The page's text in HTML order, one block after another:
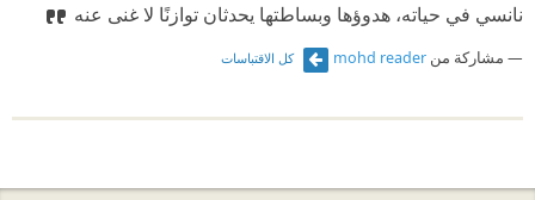
نانسي في حياته، هدوؤها وبساطتها يحدثان توازنًا لا غنى عنه
مشاركة من mohd reader كل الاقتباسات